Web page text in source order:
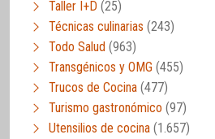
Taller I+D (25)
Técnicas culinarias (243)
Todo Salud (963)
Transgénicos y OMG (455)
Trucos de Cocina (477)
Turismo gastronómico (97)
Utensilios de cocina (1.657)